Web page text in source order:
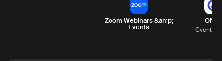
Zoom Webinars &amp;
Events
ON24
Cvent에